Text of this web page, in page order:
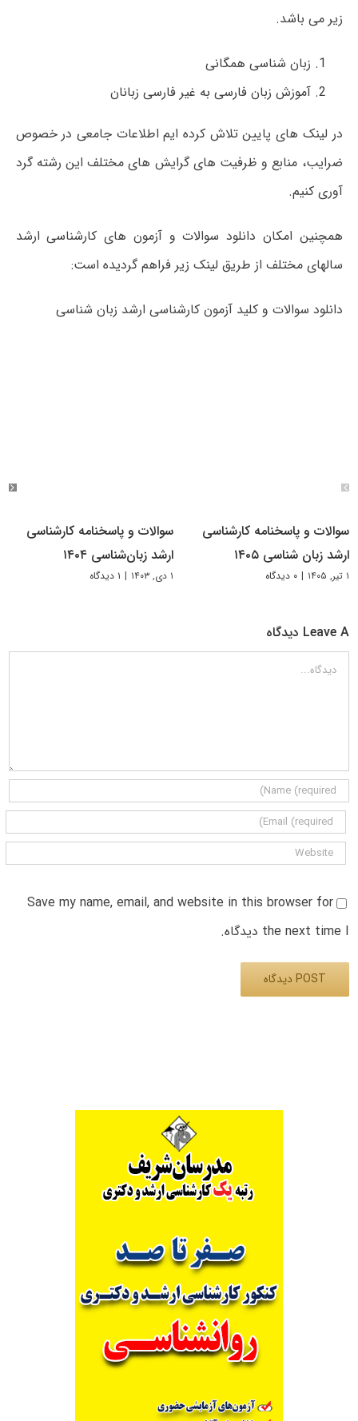
زیر می باشد.
زبان شناسی همگانی
آموزش زبان فارسی به غیر فارسی زبانان
در لینک های پایین تلاش کرده ایم اطلاعات جامعی در خصوص
ضرایب، منابع و ظرفیت های گرایش های مختلف این رشته گرد
آوری کنیم.
همچنین امکان دانلود سوالات و آزمون های کارشناسی ارشد
سالهای مختلف از طریق لینک زیر فراهم گردیده است:
دانلود سوالات و کلید آزمون کارشناسی ارشد زبان شناسی
سوالات و پاسخنامه کارشناسی
ارشد زبان شناسی ۱۴۰۵
۱ تیر, ۱۴۰۵ | ۰ دیدگاه
سوالات و پاسخنامه کارشناسی
ارشد زبان‌شناسی ۱۴۰۴
۱ دی, ۱۴۰۳ | ۱ دیدگاه
Leave A دیدگاه
دیدگاه
Save my name, email, and website in this browser for
the next time I دیدگاه.